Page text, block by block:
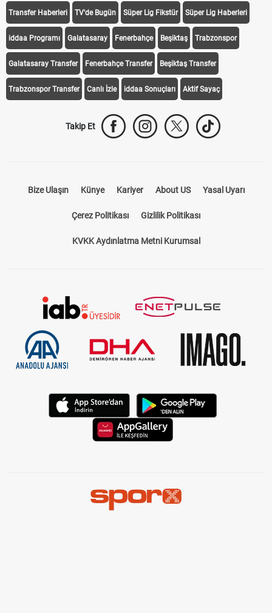
Transfer Haberleri TV'de Bugün Süper Lig Fikstür Süper Lig Haberleri
iddaa Programı Galatasaray Fenerbahçe Beşiktaş Trabzonspor
Galatasaray Transfer Fenerbahçe Transfer Beşiktaş Transfer
Trabzonspor Transfer Canlı İzle iddaa Sonuçları Aktif Sayaç
Takip Et
Bize Ulaşın Künye Kariyer About US Yasal Uyarı
Çerez Politikası Gizlilik Politikası
KVKK Aydınlatma Metni Kurumsal